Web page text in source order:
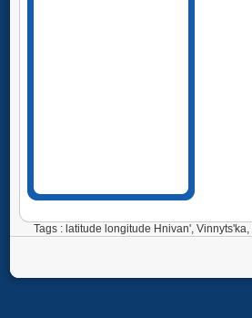
Tags : latitude longitude Hnivan',